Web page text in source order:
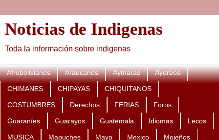
Noticias de Indigenas
Toda la información sobre indigenas
Afrobolivianos Araucanos Aymaras Ayoreos
CHIMANES CHIPAYAS CHIQUITANOS
COSTUMBRES Derechos FERIAS Foros
Guaraníes Guarayos Guatemala Idiomas Lecos
MUSICA Mapuches Maya Mexico Mojeños